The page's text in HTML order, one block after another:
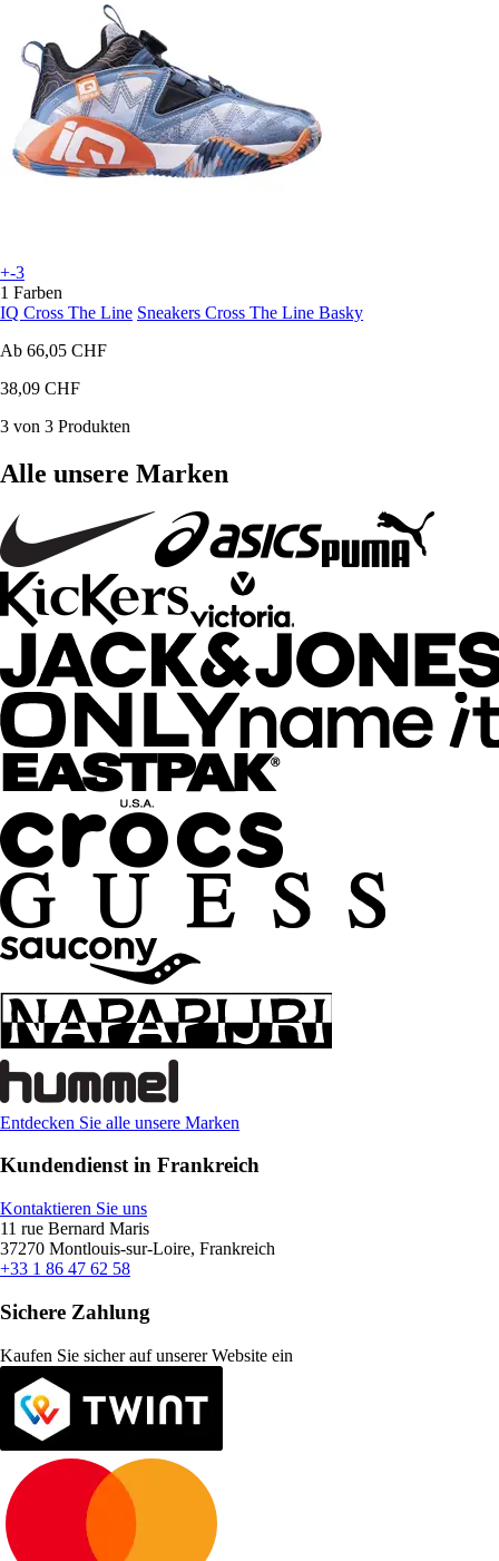
+-3
1 Farben
IQ Cross The Line Sneakers Cross The Line Basky
Ab 66,05 CHF
38,09 CHF
3 von 3 Produkten
Alle unsere Marken
Entdecken Sie alle unsere Marken
Kundendienst in Frankreich
Kontaktieren Sie uns
11 rue Bernard Maris
37270 Montlouis-sur-Loire, Frankreich
+33 1 86 47 62 58
Sichere Zahlung
Kaufen Sie sicher auf unserer Website ein